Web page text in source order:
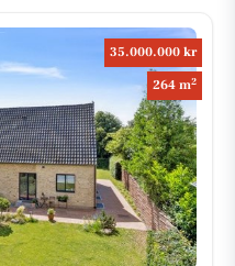
35.000.000 kr
264 m2